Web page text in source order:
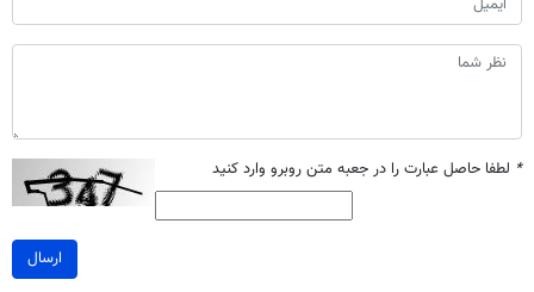
* لطفا حاصل عبارت را در جعبه متن روبرو وارد کنید
ارسال